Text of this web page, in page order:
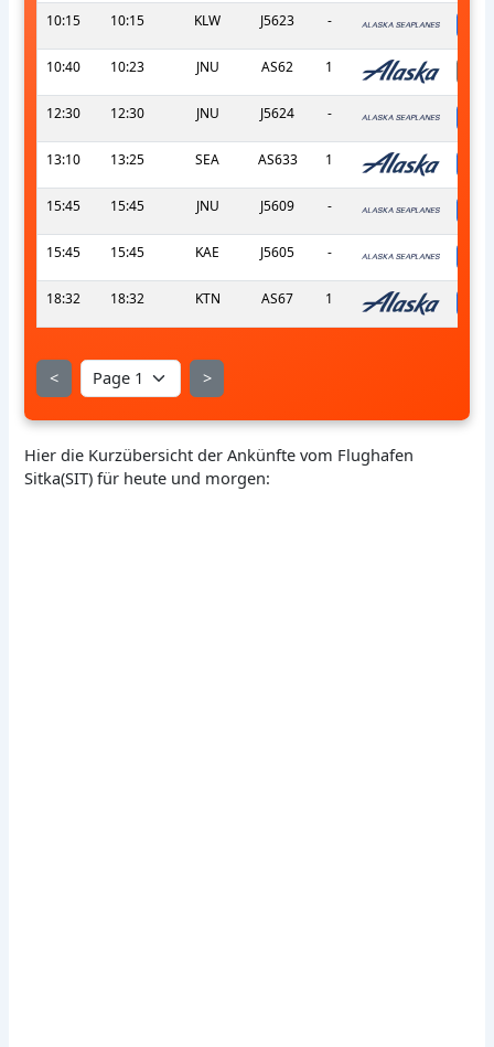
10:15
10:15 KLW J5623 -
10:40 10:23 JNU AS62 1
12:30 12:30 JNU J5624 -
13:10 13:25 SEA AS633 1
15:45 15:45 JNU J5609 -
15:45 15:45 KAE J5605 -
18:32 18:32 KTN AS67 1
< >
Hier die Kurzübersicht der Ankünfte vom Flughafen
Sitka(SIT) für heute und morgen: